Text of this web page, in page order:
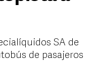
SA de
de pasajeros